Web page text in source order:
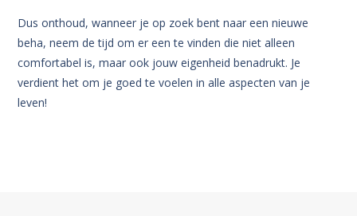
Dus onthoud, wanneer je op zoek bent naar een nieuwe
beha, neem de tijd om er een te vinden die niet alleen
comfortabel is, maar ook jouw eigenheid benadrukt. Je
verdient het om je goed te voelen in alle aspecten van je
leven!